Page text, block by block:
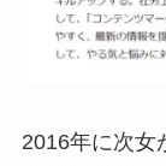
2016年に次女